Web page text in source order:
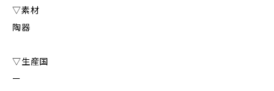
▽素材
陶器
▽生産国
ー